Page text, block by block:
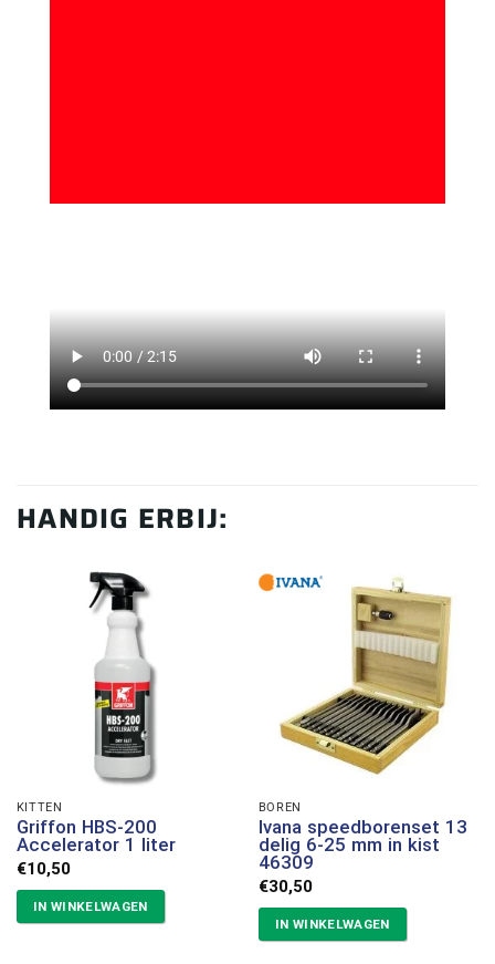
HANDIG ERBIJ:
KITTEN
Griffon HBS-200
Accelerator 1 liter
€10,50
IN WINKELWAGEN
BOREN
Ivana speedborenset 13
delig 6-25 mm in kist
46309
€30,50
IN WINKELWAGEN